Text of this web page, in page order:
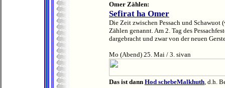
Omer Zählen:
Sefirat ha Omer
Die Zeit zwischen Pessach und
Zählen genannt. Am 2. Tag des
dargebracht und zwar von der neuen
Mo (Abend) 25. Mai / 3. sivan
Das ist dann Hod schebeMalkhuth, d.h.